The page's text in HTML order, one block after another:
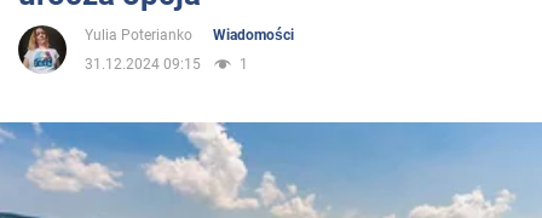
Rozrywka
Polityka
Yulia Poterianko
Wiadomości
31.12.2024 09:15
1